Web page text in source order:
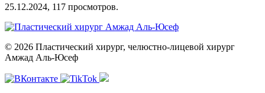
25.12.2024, 117 просмотров.
© 2026 Пластический хирург, челюстно-лицевой хирург
Амжад Аль-Юсеф